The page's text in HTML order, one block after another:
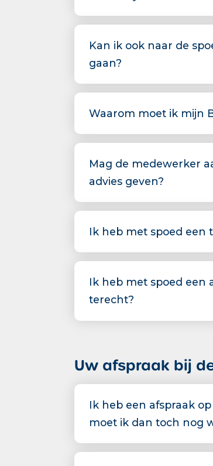
Kan ik ook naar de
gaan?
Waarom moet ik mijn
Mag de medewerker
advies geven?
Ik heb met spoed een
Ik heb met spoed een
terecht?
Uw afspraak bij
Ik heb een afspraak
moet ik dan toch nog